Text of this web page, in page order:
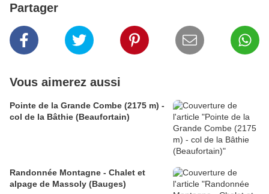
Partager
Vous aimerez aussi
Pointe de la Grande Combe (2175 m) -
col de la Bâthie (Beaufortain)
Randonnée Montagne - Chalet et
alpage de Massoly (Bauges)